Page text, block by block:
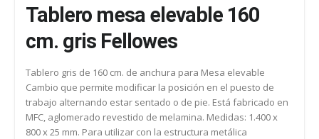
Tablero mesa elevable 160
cm. gris Fellowes
Tablero gris de 160 cm. de anchura para Mesa elevable
Cambio que permite modificar la posición en el puesto de
trabajo alternando estar sentado o de pie. Está fabricado en
MFC, aglomerado revestido de melamina. Medidas: 1.400 x
800 x 25 mm. Para utilizar con la estructura metálica